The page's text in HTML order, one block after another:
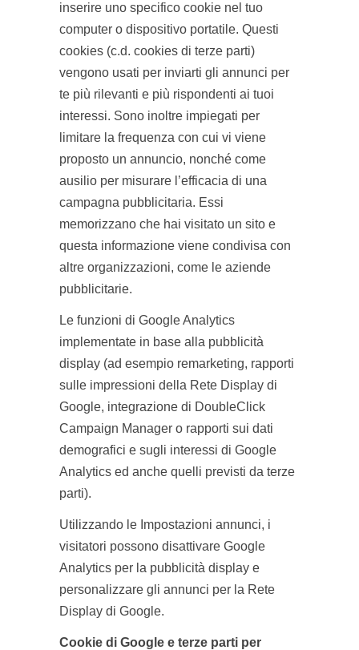
inserire uno specifico cookie nel tuo
computer o dispositivo portatile. Questi
cookies (c.d. cookies di terze parti)
vengono usati per inviarti gli annunci per
te più rilevanti e più rispondenti ai tuoi
interessi. Sono inoltre impiegati per
limitare la frequenza con cui vi viene
proposto un annuncio, nonché come
ausilio per misurare l’efficacia di una
campagna pubblicitaria. Essi
memorizzano che hai visitato un sito e
questa informazione viene condivisa con
altre organizzazioni, come le aziende
pubblicitarie.
Le funzioni di Google Analytics
implementate in base alla pubblicità
display (ad esempio remarketing, rapporti
sulle impressioni della Rete Display di
Google, integrazione di DoubleClick
Campaign Manager o rapporti sui dati
demografici e sugli interessi di Google
Analytics ed anche quelli previsti da terze
parti).
Utilizzando le Impostazioni annunci, i
visitatori possono disattivare Google
Analytics per la pubblicità display e
personalizzare gli annunci per la Rete
Display di Google.
Cookie di Google e terze parti per